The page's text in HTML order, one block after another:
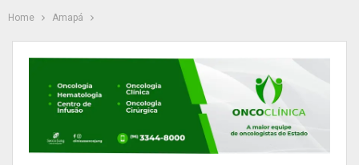
Home Amapá